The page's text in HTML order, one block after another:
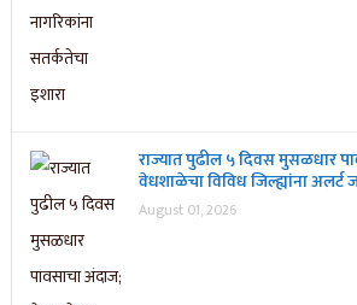
राज्यात पुढील ५ दिवस मुसळधार
वेधशाळेचा विविध जिल्ह्यांना अलर्ट
August 01, 2026